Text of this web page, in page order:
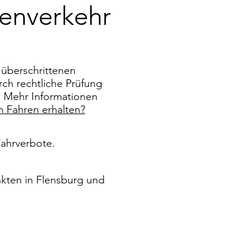
rechtliche Prüfung
Mehr Informationen
Fahren erhalten?
in Flensburg und